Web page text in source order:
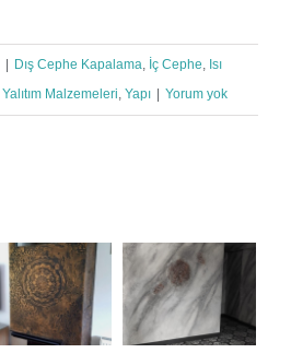
Dış Cephe Kapalama, İç Cephe, Isı
Yalıtım Malzemeleri, Yapı Yorum yok